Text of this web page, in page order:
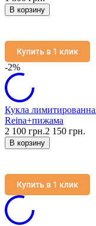
В корзину
Купить в 1 клик
-2%
Кукла
Reina+пижама
2 100 грн.2 150 грн.
В корзину
Купить в 1 клик